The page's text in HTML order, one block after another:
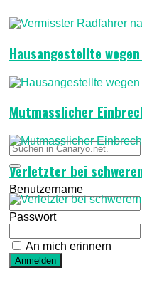
Hausangestellte
Mutmasslicher
Verletzter bei
Benutzername
Passwort
An mich erinnern